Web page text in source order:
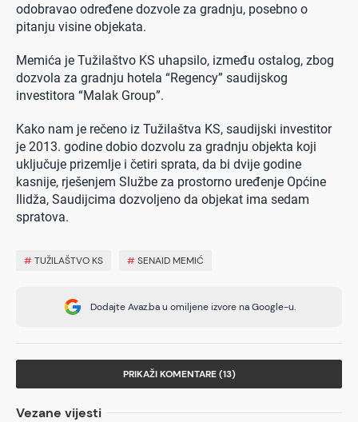
odobravao određene dozvole za gradnju, posebno o
pitanju visine objekata.
Memića je Tužilaštvo KS uhapsilo, između ostalog, zbog
dozvola za gradnju hotela “Regency” saudijskog
investitora “Malak Group”.
Kako nam je rečeno iz Tužilaštva KS, saudijski investitor
je 2013. godine dobio dozvolu za gradnju objekta koji
uključuje prizemlje i četiri sprata, da bi dvije godine
kasnije, rješenjem Službe za prostorno uređenje Općine
Ilidža, Saudijcima dozvoljeno da objekat ima sedam
spratova.
#TUŽILAŠTVO KS #SENAID MEMIĆ
Dodajte Avaz.ba u omiljene izvore na Google-u.
PRIKAŽI KOMENTARE (13)
Vezane vijesti